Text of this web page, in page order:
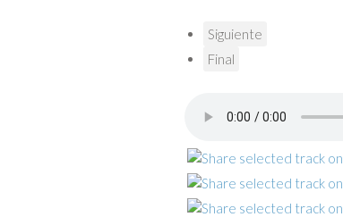
Siguiente
Final